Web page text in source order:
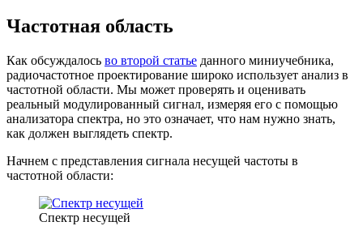
Частотная область
Как обсуждалось во второй статье данного миниучебника,
радиочастотное проектирование широко использует анализ в
частотной области. Мы может проверять и оценивать
реальный модулированный сигнал, измеряя его с помощью
анализатора спектра, но это означает, что нам нужно знать,
как должен выглядеть спектр.
Начнем с представления сигнала несущей частоты в
частотной области:
Спектр несущей